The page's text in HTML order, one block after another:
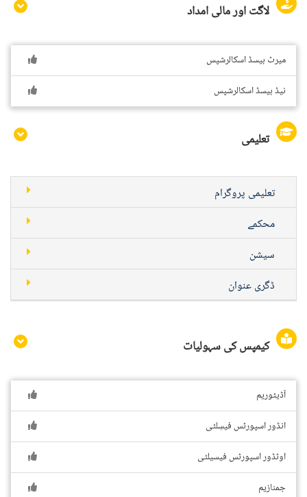
لاگت اور مالی امداد
میرٹ بیسڈ اسکالرشپس
نیڈ بیسڈ اسکالرشپس
تعلیمی
تعلیمی پروگرام
محکمے
سیشن
ڈگری عنوان
کیمپس کی سہولیات
آڈیٹوریم
انڈور اسپورٹس فیسِلٹی
اوٹڈور اسپورٹس فیسیلٹی
جمنازیم